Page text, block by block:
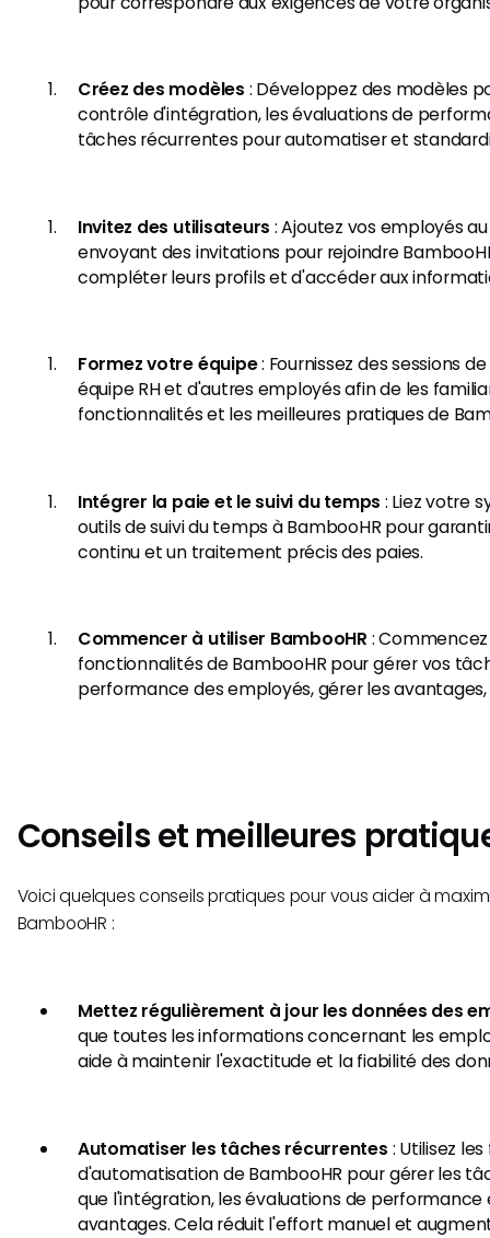
Créez des modèles : Développez des modèles
contrôle d'intégration, les évaluations de
tâches récurrentes pour automatiser et
Invitez des utilisateurs : Ajoutez vos employés
envoyant des invitations pour rejoindre
compléter leurs profils et d'accéder aux
Formez votre équipe: Fournissez des sessions
équipe RH et d'autres employés afin de les
fonctionnalités et les meilleures pratiques de
Intégrer la paie et le suivi du temps : Liez votre
outils de suivi du temps à BambooHR pour
continu et un traitement précis des paies.
Commencer à utiliser BambooHR :
fonctionnalités de BambooHR pour gérer vos
performance des employés, gérer les
Conseils et meilleures
Voici quelques conseils pratiques pour vous aider à
BambooHR :
Mettez régulièrement à jour les données des
que toutes les informations concernant les
aide à maintenir l'exactitude et la fiabilité des
Automatiser les tâches récurrentes : Utilisez
d'automatisation de BambooHR pour gérer les
que l'intégration, les évaluations de performance
avantages. Cela réduit l'effort manuel et